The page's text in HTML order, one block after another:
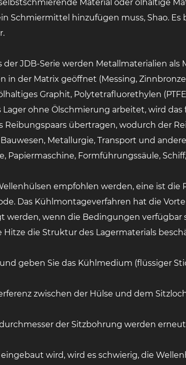
Material oder ölhaltige
Schmiermittel hinzufügen muss, Shao.
JDB-Serie werden Metallmaterialien
der Matrix geöffnet (Messing,
Graphit, Polytetrafluorethylen
ohne Ölschmierung arbeitet, wird
Reibungspaars übertragen, wodurch der
Metallurgie, Transport und
Papiermaschine, Formführungssäule,
empfohlen werden, eine ist
Das Kühlmontageverfahren hat die
wenn die Bedingungen verfügbar
die Struktur des Lagermaterials
geben Sie das Kühlmedium (flüssiger
zwischen der Hülse und dem
der Sitzbohrung werden
wird, wird es schwierig, die